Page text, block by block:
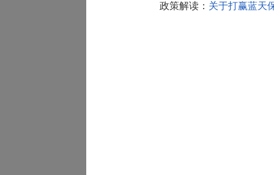
政策解读： 关于打赢蓝天